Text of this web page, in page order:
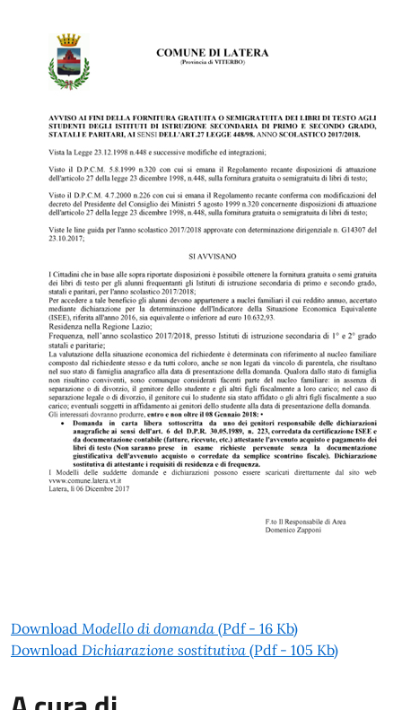
Download Modello di domanda (Pdf - 16 Kb)
Download Dichiarazione sostitutiva (Pdf - 105 Kb)